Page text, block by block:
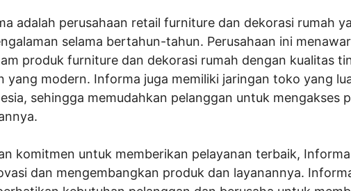
adalah perusahaan retail furniture dan dekorasi rumah
selama bertahun-tahun. Perusahaan ini
produk furniture dan dekorasi rumah dengan kualitas
yang modern. Informa juga memiliki jaringan toko yang
sehingga memudahkan pelanggan untuk mengakses
komitmen untuk memberikan pelayanan terbaik,
dan mengembangkan produk dan layanannya.